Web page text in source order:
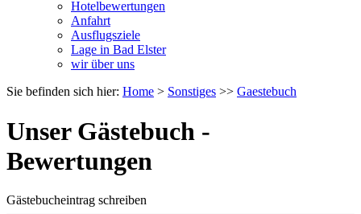
Hotelbewertungen
Anfahrt
Ausflugsziele
Lage in Bad Elster
wir über uns
Sie befinden sich hier: Home > Sonstiges >> Gaestebuch
Unser Gästebuch -
Bewertungen
Gästebucheintrag schreiben